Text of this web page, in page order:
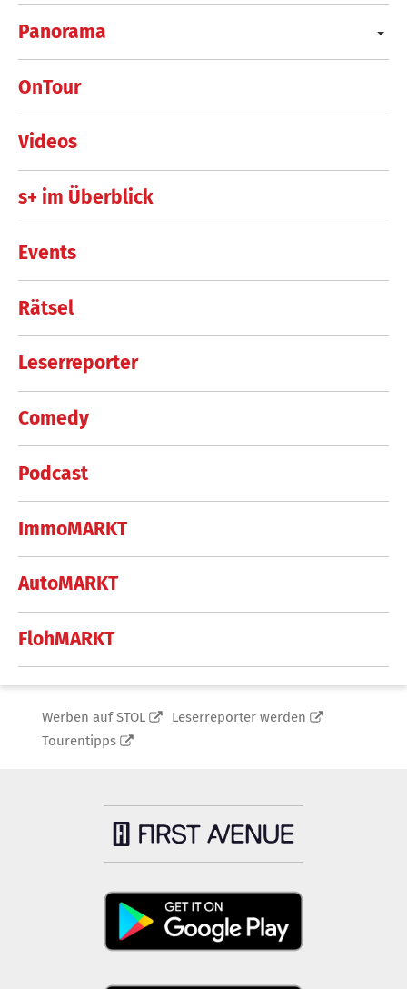
Panorama
OnTour
Videos
s+ im Überblick
Events
Rätsel
Leserreporter
Comedy
Podcast
ImmoMARKT
AutoMARKT
FlohMARKT
Werben auf STOL
Leserreporter werden
Tourentipps